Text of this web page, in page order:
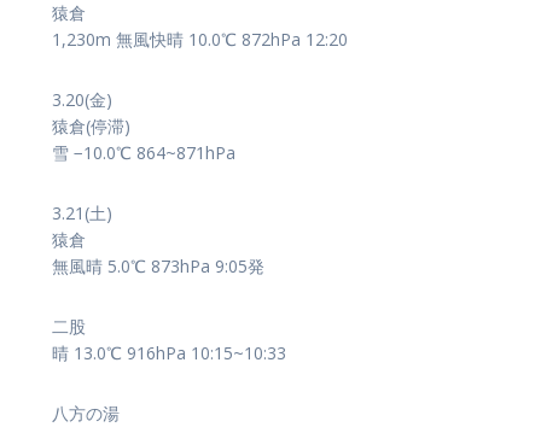
猿倉
1,230m 無風快晴 10.0℃ 872hPa 12:20
3.20(金)
猿倉(停滞)
雪 −10.0℃ 864~871hPa
3.21(土)
猿倉
無風晴 5.0℃ 873hPa 9:05発
二股
晴 13.0℃ 916hPa 10:15~10:33
八方の湯